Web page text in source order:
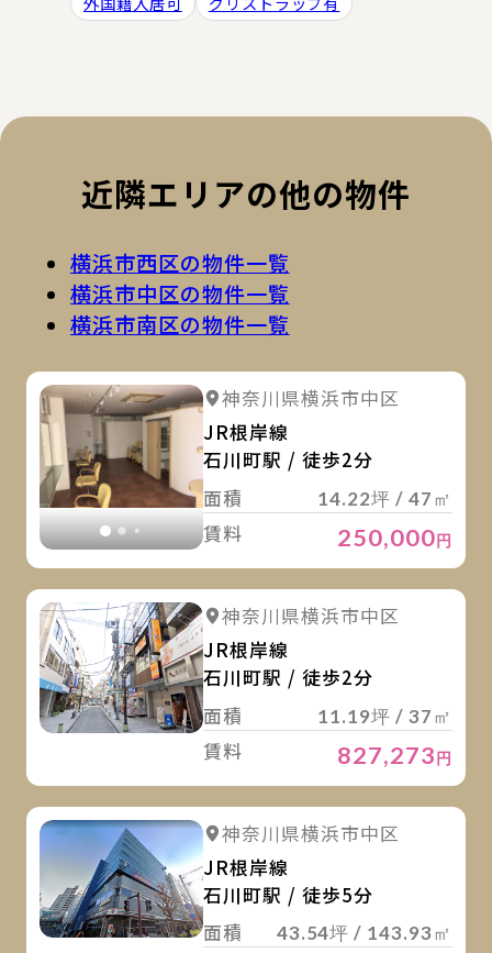
近隣エリアの他の物件
横浜市西区の物件一覧
横浜市中区の物件一覧
横浜市南区の物件一覧
詳細を見る 詳細を見る
神奈川県横浜市中区
JR根岸線
石川町駅 / 徒歩2分
面積
14.22坪 / 47㎡
賃料 250,000円
詳細を見る
神奈川県横浜市中区
JR根岸線
石川町駅 / 徒歩2分
面積
11.19坪 / 37㎡
賃料 827,273円
詳細を見る
神奈川県横浜市中区
JR根岸線
石川町駅 / 徒歩5分
面積
43.54坪 / 143.93㎡